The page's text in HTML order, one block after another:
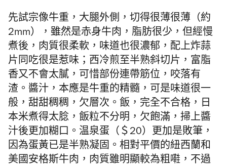
先試宗像牛重，大腿外側，切得很薄很薄（約
2mm），雖然是赤身牛肉，脂肪很少，但經慢
煮後，肉質很柔軟，味道也很濃郁，配上炸蒜
片同吃很是惹味；西冷煎至半熟斜切片，富脂
香又不會太膩，可惜部份連帶筋位，咬落有
渣。醬汁，本應是牛重的精髓，可是味道很一
般，甜甜稠稠，欠層次。飯，完全不合格，日
本米煮得太腍，飯粒不分明，欠飽滿，掃上醬
汁後更加糊口。温泉蛋（＄ 20）更加是敗筆，
因為蛋黃已是半熟凝固。相對平價的紐西蘭和
美國安格斯牛肉，肉質雖明顯較為粗嚡，不過